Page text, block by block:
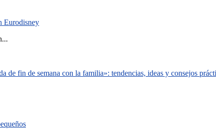
Eurodisney
de fin de semana con la familia»: tendencias, ideas y consejos